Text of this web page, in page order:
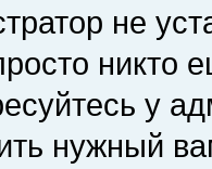
не
никто
у
нужный